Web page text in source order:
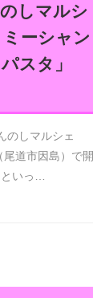
しマルシ
ーシャン
スタ」
のしマルシェ
道市因島）で開
いっ…